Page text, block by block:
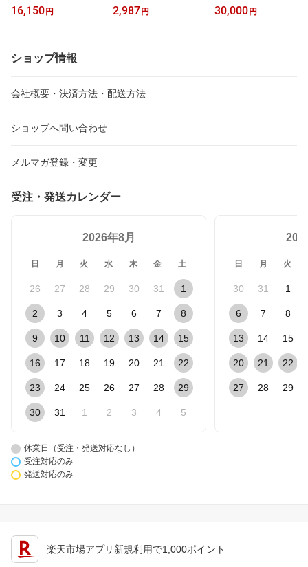
V 1.5Ah バッテリ 充電器
付 スノーホワイト 家庭
16,150 円
ろう）＜N11-66＞【首筋
冷やす つめたい 予防 塩
2,987 円
用 業務用掃除機
30,000 円
ショップ情報
会社概要・決済方法・配送方法
ショップへ問い合わせ
メルマガ登録・変更
受注・発送カレンダー
2026年8月
日 月 火 水 木 金 土
26 27 28 29 30 31 1
2 3 4 5 6 7 8
9 10 11 12 13 14 15
16 17 18 19 20 21 22
23 24 25 26 27 28 29
30 31 1 2 3 4 5
日 月 火
30 31 1
6 7 8
13 14 15
20 21 22
27 28 29
休業日（受注・発送対応なし）
受注対応のみ
発送対応のみ
楽天市場アプリ新規利用で1,000ポイント